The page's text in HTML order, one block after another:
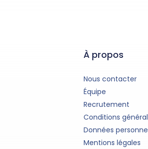
À propos
Nous contacter
Équipe
Recrutement
Conditions
Données
Mentions légales